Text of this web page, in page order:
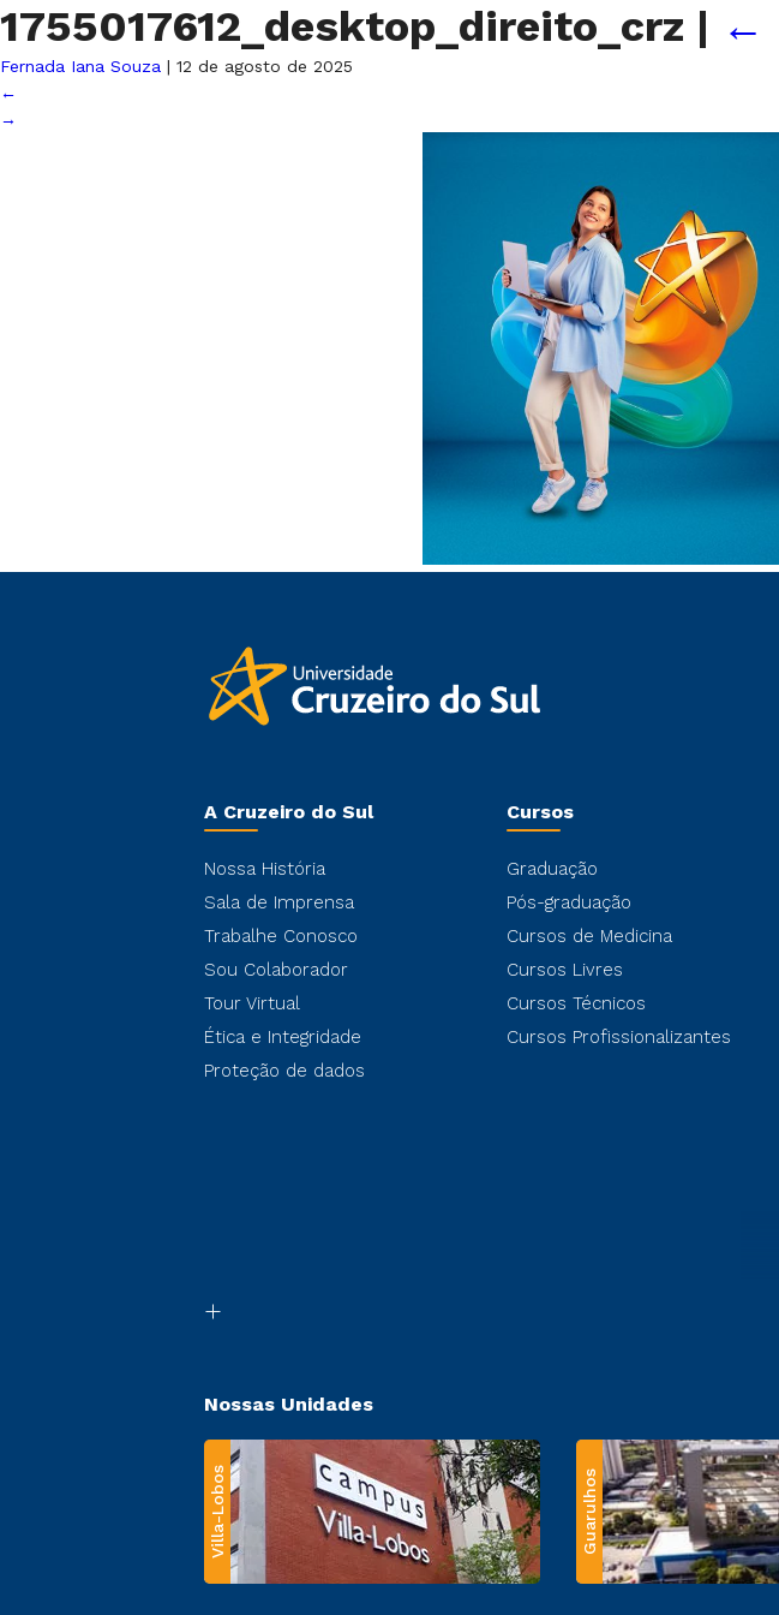
1755017612_desktop_direito_crz | ←
Fernada Iana Souza | 12 de agosto de 2025
←
→
A Cruzeiro do Sul
Nossa História
Sala de Imprensa
Trabalhe Conosco
Sou Colaborador
Tour Virtual
Ética e Integridade
Proteção de dados
Cursos
Graduação
Pós-graduação
Cursos de Medicina
Cursos Livres
Cursos Técnicos
Cursos Profissionalizantes
Nossas Unidades
Villa-Lobos Guarulhos